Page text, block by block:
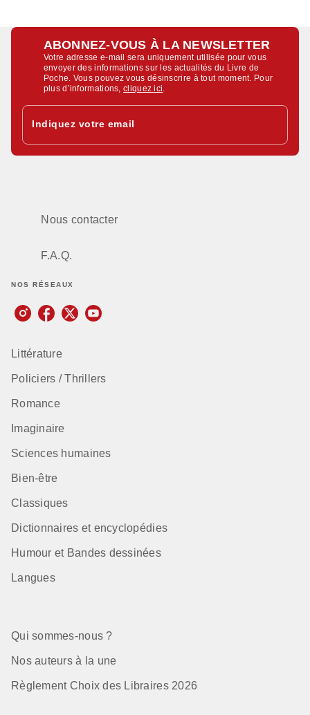
ABONNEZ-VOUS À LA NEWSLETTER
Votre adresse e-mail sera uniquement utilisée pour vous
envoyer des informations sur les actualités du Livre de
Poche. Vous pouvez vous désinscrire à tout moment. Pour
plus d’informations,cliquez ici
Indiquez votre email
Nous contacter
F.A.Q.
NOS RÉSEAUX
Littérature
Policiers / Thrillers
Romance
Imaginaire
Sciences humaines
Bien-être
Classiques
Dictionnaires et encyclopédies
Humour et Bandes dessinées
Langues
Qui sommes-nous ?
Nos auteurs à la une
Règlement Choix des Libraires 2026